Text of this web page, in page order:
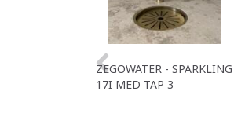
ZEGOWATER - SPARKLING
17I MED TAP 3